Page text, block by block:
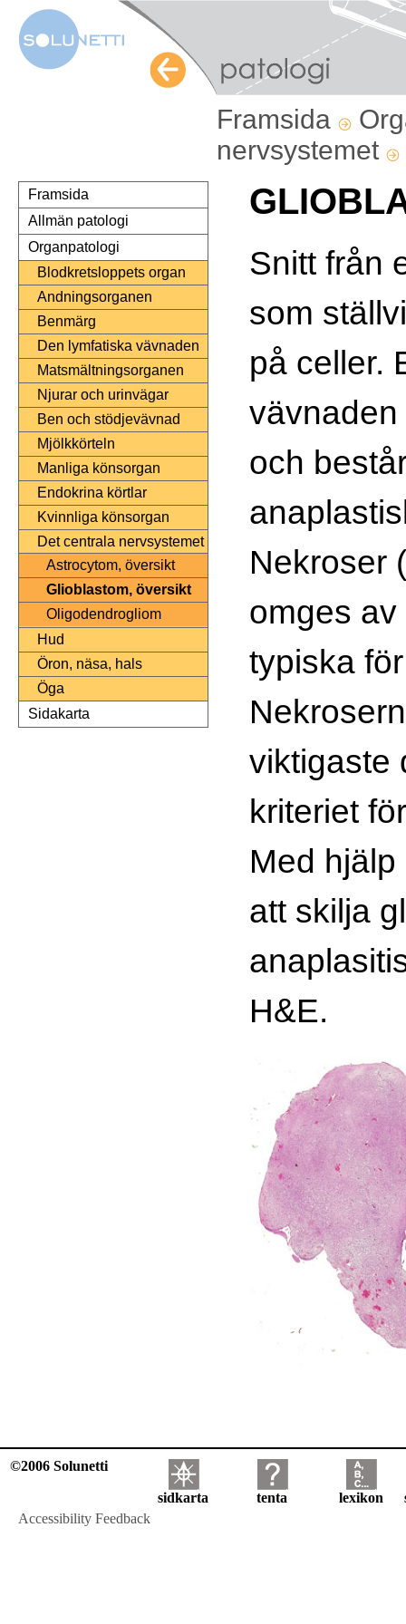
Framsida
nervsystemet
Framsida
Allmän patologi
Organpatologi
Blodkretsloppets organ
Andningsorganen
Benmärg
Den lymfatiska vävnaden
Matsmältningsorganen
Njurar och urinvägar
Ben och stödjevävnad
Mjölkkörteln
Manliga könsorgan
Endokrina körtlar
Kvinnliga könsorgan
Det centrala nervsystemet
Astrocytom, översikt
Glioblastom, översikt
Oligodendrogliom
Hud
Öron, näsa, hals
Öga
Sidakarta
Snitt från
som
på celler.
och
Nekroser
omges av
typiska
viktigaste
kriteriet
Med
att skilja
H&E.
©2006 Solunetti
sidkarta tenta lexikon
Accessibility Feedback